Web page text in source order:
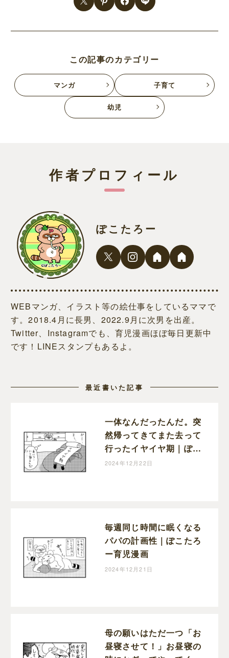
この記事のカテゴリー
マンガ 子育て
幼児
作者プロフィール
ぽこたろー
WEBマンガ、イラスト等の絵仕事をしているママで
す。2018.4月に長男、2022.9月に次男を出産。
Twitter、Instagramでも、育児漫画ほぼ毎日更新中
です！LINEスタンプもあるよ。
最近書いた記事
一体なんだったんだ。突
然帰ってきてまた去って
行ったイヤイヤ期｜ぽこ
たろー育児漫画
2024年12月22日
毎週同じ時間に眠くなる
パパの計画性｜ぽこたろ
ー育児漫画
2024年12月21日
母の願いはただ一つ「お
昼寝させて！」お昼寝の